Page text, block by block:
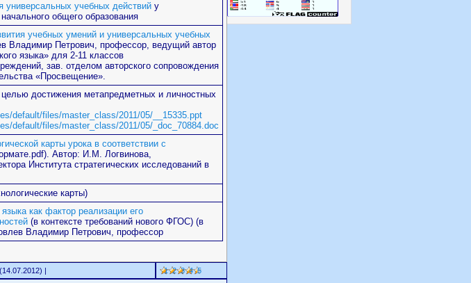
универсальных учебных действий у
общего образования
учебных умений и универсальных учебных
Владимир Петрович, профессор, ведущий автор
языка» для 2-11 классов
зав. отделом авторского сопровождения
«Просвещение».
целью достижения метапредметных и личностных
default/files/master_class/2011/05/__15335.ppt
default/files/master_class/2011/05/_doc_70884.doc
карты урока в соответствии с
. Автор: И.М. Логвинова,
Института стратегических исследований в
карты)
как фактор реализации его
(в контексте требований нового ФГОС) (в
Владимир Петрович, профессор
(14.07.2012) | 1 2 3 4 5